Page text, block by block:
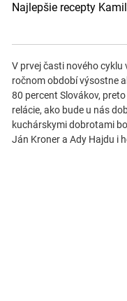
Najlepšie recepty
V prvej časti nového
ročnom období výsostne
80 percent Slovákov,
relácie, ako bude u nás
kuchárskymi dobrotami
Ján Kroner a Ady Hajdu i